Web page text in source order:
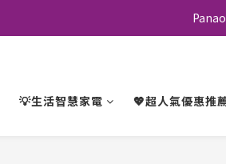
💡生活智慧家電 💖超人氣優惠推